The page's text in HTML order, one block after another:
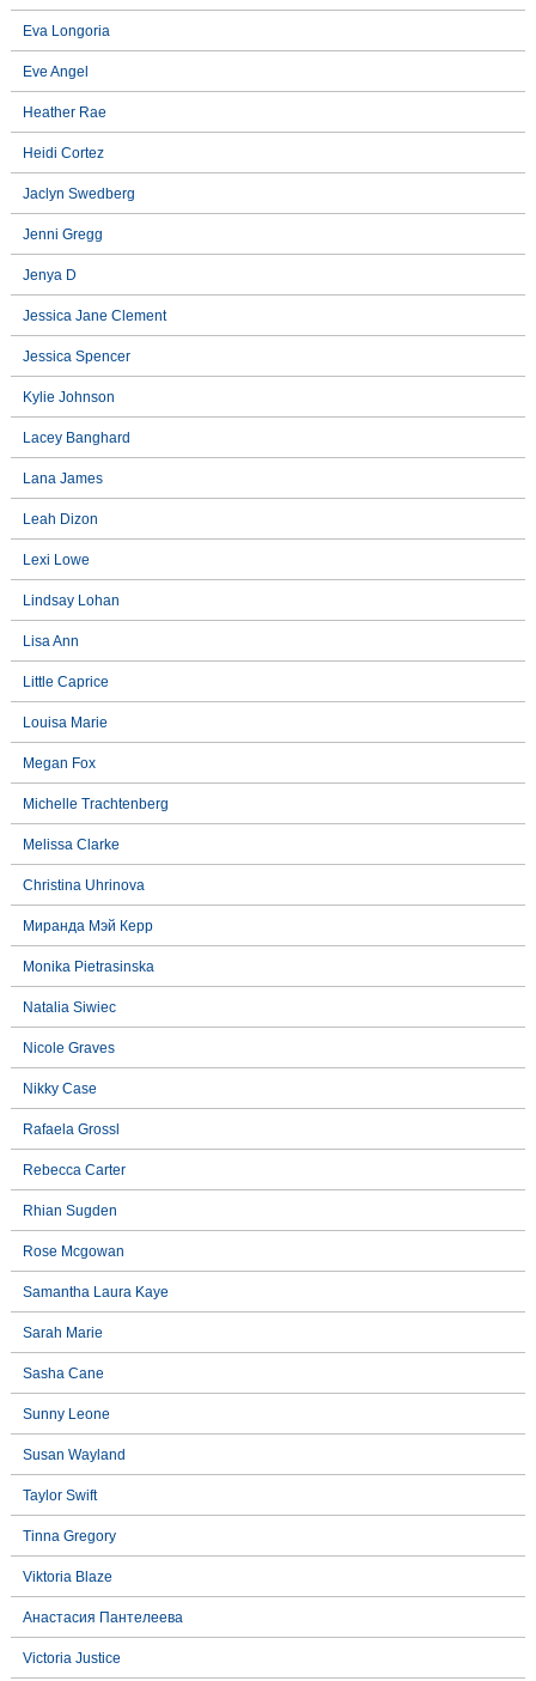
Eva Longoria
Eve Angel
Heather Rae
Heidi Cortez
Jaclyn Swedberg
Jenni Gregg
Jenya D
Jessica Jane Clement
Jessica Spencer
Kylie Johnson
Lacey Banghard
Lana James
Leah Dizon
Lexi Lowe
Lindsay Lohan
Lisa Ann
Little Caprice
Louisa Marie
Megan Fox
Michelle Trachtenberg
Melissa Clarke
Christina Uhrinova
Миранда Мэй Керр
Monika Pietrasinska
Natalia Siwiec
Nicole Graves
Nikky Case
Rafaela Grossl
Rebecca Carter
Rhian Sugden
Rose Mcgowan
Samantha Laura Kaye
Sarah Marie
Sasha Cane
Sunny Leone
Susan Wayland
Taylor Swift
Tinna Gregory
Viktoria Blaze
Анастасия Пантелеева
Victoria Justice